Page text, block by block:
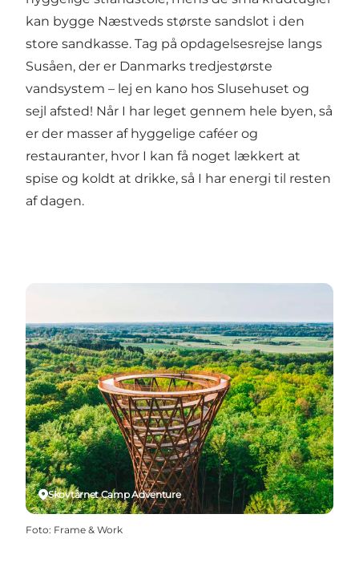
kan bygge Næstveds største sandslot i den
store sandkasse. Tag på opdagelsesrejse langs
Susåen, der er Danmarks tredjestørste
vandsystem – lej en kano hos Slusehuset og
sejl afsted! Når I har leget gennem hele byen, så
er der masser af hyggelige caféer og
restauranter, hvor I kan få noget lækkert at
spise og koldt at drikke, så I har energi til resten
af dagen.
Skovtårnet Camp Adventure
Foto: Frame & Work